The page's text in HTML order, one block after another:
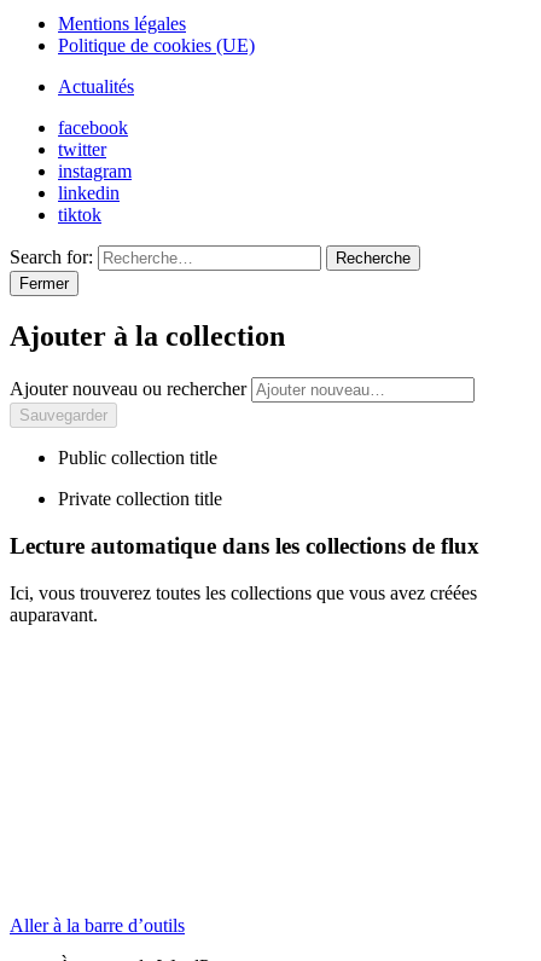
Mentions légales
Politique de cookies (UE)
Actualités
facebook
twitter
instagram
linkedin
tiktok
Search for:
Recherche
Fermer
Ajouter à la collection
Ajouter nouveau ou rechercher
Public collection title
Private collection title
Lecture automatique dans les collections de flux
Ici, vous trouverez toutes les collections que vous avez créées
auparavant.
Aller à la barre d’outils